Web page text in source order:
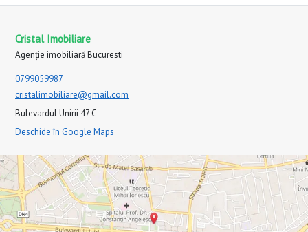
Cristal Imobiliare
Agenție imobiliară Bucuresti
0799059987
cristalimobiliare@gmail.com
Bulevardul Unirii 47 C
Deschide în Google Maps